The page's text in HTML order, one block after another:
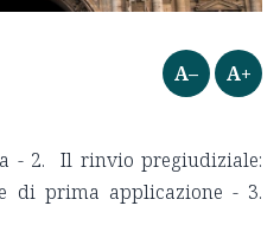
A– A+
- 2. Il rinvio pregiudiziale:
di prima applicazione - 3.